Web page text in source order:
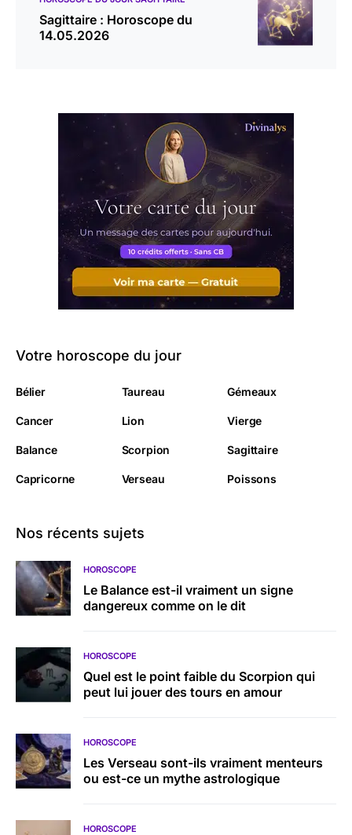
Sagittaire : Horoscope du
14.05.2026
Votre horoscope du jour
Bélier Taureau Gémeaux
Cancer Lion Vierge
Balance Scorpion Sagittaire
Capricorne Verseau Poissons
Nos récents sujets
HOROSCOPE
Le Balance est-il vraiment un signe
dangereux comme on le dit
HOROSCOPE
Quel est le point faible du Scorpion qui
peut lui jouer des tours en amour
HOROSCOPE
Les Verseau sont-ils vraiment menteurs
ou est-ce un mythe astrologique
HOROSCOPE